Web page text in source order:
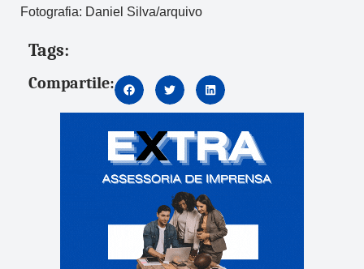
Fotografia: Daniel Silva/arquivo
Tags:
Compartile: